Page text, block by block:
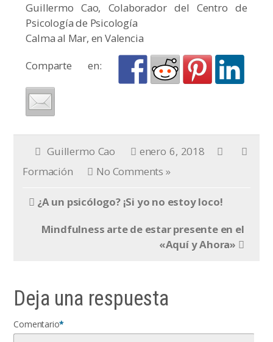
Guillermo Cao, Colaborador del Centro de
Psicología de Psicología
Calma al Mar, en Valencia
Comparte en:
Guillermo Cao
enero 6, 2018
Formación
No Comments »
¿A un psicólogo? ¡Si yo no estoy loco!
Mindfulness arte de estar presente en el
«Aquí y Ahora»
Deja una respuesta
Comentario*